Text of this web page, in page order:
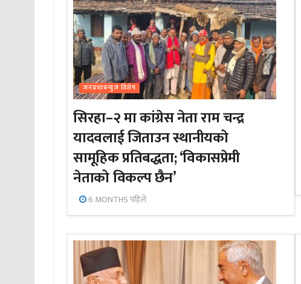
जनप्रभाबन्युज विशेष
सिरहा–२ मा कांग्रेस नेता राम चन्द्र
यादवलाई जिताउन स्थानीयको
सामूहिक प्रतिबद्धता; ‘विकासप्रेमी
नेताको विकल्प छैन’
6 MONTHS पहिले